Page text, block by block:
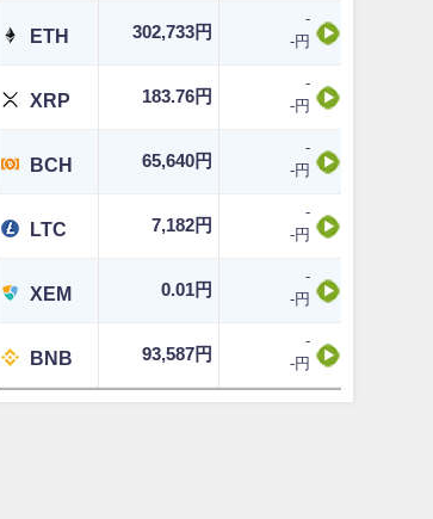
ETH 302,733円
-
-円
XRP 183.76円
-
-円
BCH 65,640円
-
-円
LTC 7,182円
-
-円
XEM 0.01円
-
-円
BNB 93,587円
-
-円